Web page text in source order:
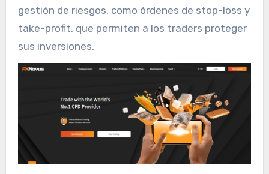
gestión de riesgos, como órdenes de stop-loss y
take-profit, que permiten a los traders proteger
sus inversiones.